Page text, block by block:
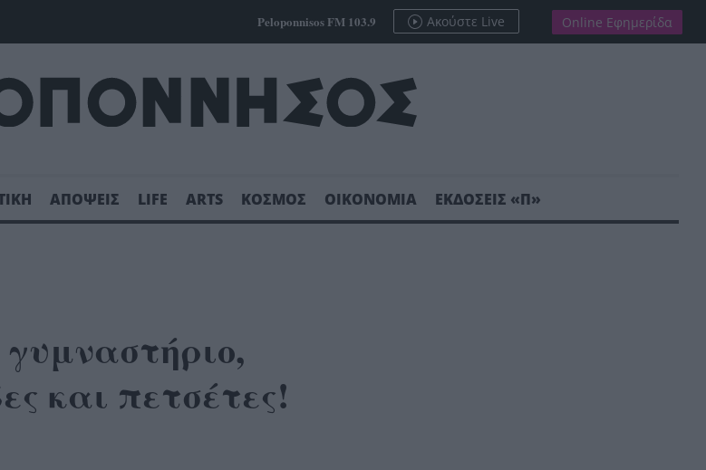
Peloponnisos FM 103.9 Ακούστε Live Online Εφημερίδα
ΑΠΟΨΕΙΣ LIFE ARTS ΚΟΣΜΟΣ ΟΙΚΟΝΟΜΙΑ ΕΚΔΟΣΕΙΣ «Π»
και πετσέτες!